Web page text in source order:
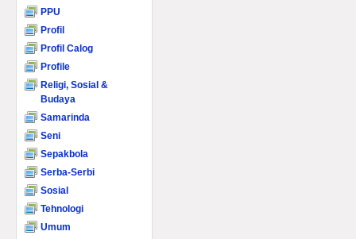
PPU
Profil
Profil Calog
Profile
Religi, Sosial &
Budaya
Samarinda
Seni
Sepakbola
Serba-Serbi
Sosial
Tehnologi
Umum